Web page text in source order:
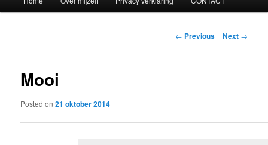
content
Post
← Previous Next →
Mooi
Posted on21 oktober 2014